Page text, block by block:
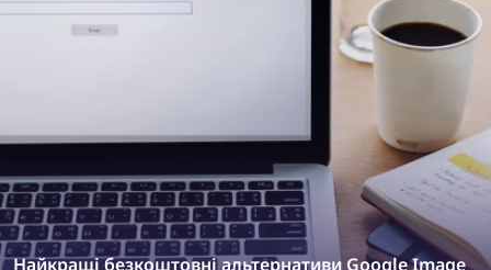
Найкращі безкоштовні альтернативи Google Image